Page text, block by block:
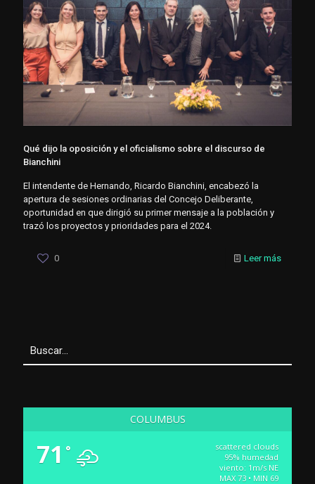
Qué dijo la oposición y el oficialismo sobre el discurso de
Bianchini
El intendente de Hernando, Ricardo Bianchini, encabezó la
apertura de sesiones ordinarias del Concejo Deliberante,
oportunidad en que dirigió su primer mensaje a la población y
trazó los proyectos y prioridades para el 2024.
0 Leer más
COLUMBUS
71 °
scattered clouds
95% humedad
viento: 1m/s NE
MAX 73 • MIN 69